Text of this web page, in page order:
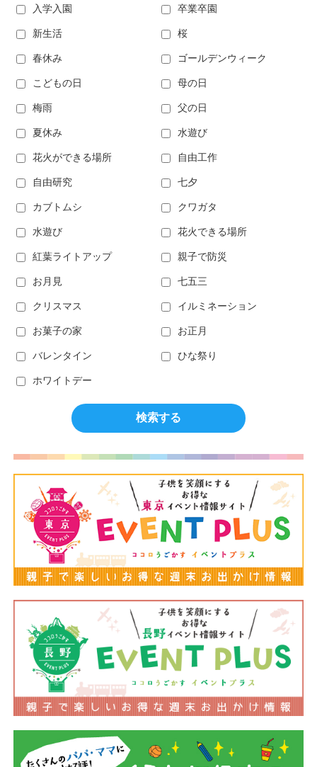
入学入園 卒業卒園
新生活 桜
春休み ゴールデンウィーク
こどもの日 母の日
梅雨 父の日
夏休み 水遊び
花火ができる場所 自由工作
自由研究 七夕
カブトムシ クワガタ
水遊び 花火できる場所
紅葉ライトアップ 親子で防災
お月見 七五三
クリスマス イルミネーション
お菓子の家 お正月
バレンタイン ひな祭り
ホワイトデー